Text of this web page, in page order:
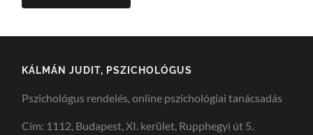
KÁLMÁN JUDIT, PSZICHOLÓGUS
Pszichológus rendelés, online pszichológiai tanácsadás
Cím: 1112, Budapest, XI. kerület, Rupphegyi út 5.